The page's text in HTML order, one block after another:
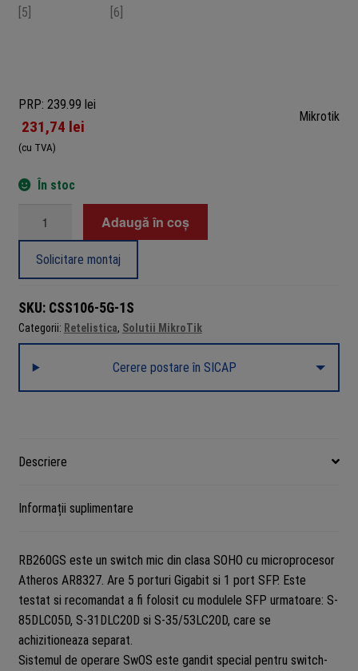
PRP: 239.99 lei
231,74 lei
(cu TVA)
Mikrotik
În stoc
Smart
x
Gigabit,
SFP
CSS106-
Adaugă în coș
Solicitare montaj
SKU: CSS106-5G-1S
Categorii: Retelistica, Solutii MikroTik
Cerere postare în SICAP
Descriere
Informații suplimentare
RB260GS este un switch mic din clasa SOHO cu microprocesor
Atheros AR8327. Are 5 porturi Gigabit si 1 port SFP. Este
testat si recomandat a fi folosit cu modulele SFP urmatoare: S-
85DLC05D, S-31DLC20D si S-35/53LC20D, care se
achizitioneaza separat.
Sistemul de operare SwOS este gandit special pentru switch-